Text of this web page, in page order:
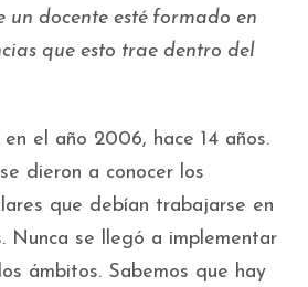
docente esté formado en
que esto trae dentro del
el año 2006, hace 14 años.
dieron a conocer los
que debían trabajarse en
Nunca se llegó a implementar
ámbitos. Sabemos que hay